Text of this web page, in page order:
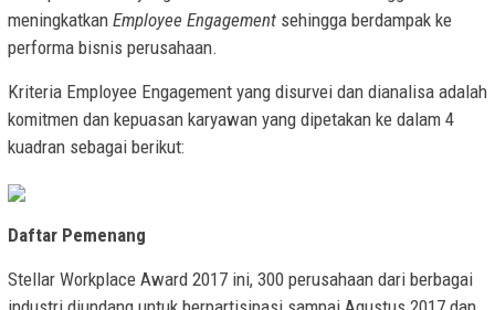
meningkatkan Employee Engagement sehingga berdampak ke
performa bisnis perusahaan.
Kriteria Employee Engagement yang disurvei dan dianalisa adalah
komitmen dan kepuasan karyawan yang dipetakan ke dalam 4
kuadran sebagai berikut:
Daftar Pemenang
Stellar Workplace Award 2017 ini, 300 perusahaan dari berbagai